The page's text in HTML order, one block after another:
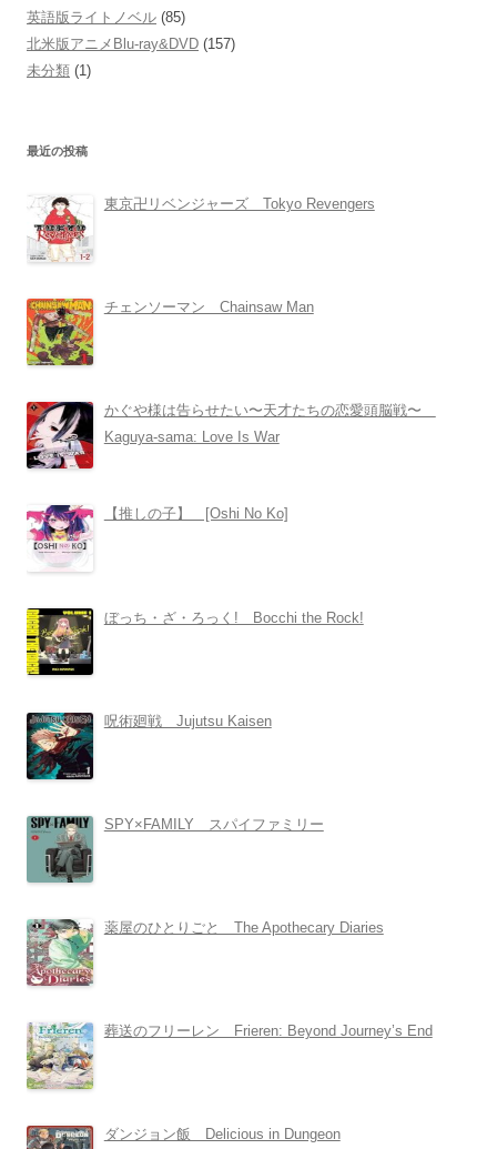
英語版ライトノベル (85)
北米版アニメBlu-ray&DVD (157)
未分類 (1)
最近の投稿
東京卍リベンジャーズ Tokyo Revengers
チェンソーマン Chainsaw Man
かぐや様は告らせたい〜天才たちの恋愛頭脳戦〜
Kaguya-sama: Love Is War
【推しの子】 [Oshi No Ko]
ぼっち・ざ・ろっく! Bocchi the Rock!
呪術廻戦 Jujutsu Kaisen
SPY×FAMILY スパイファミリー
薬屋のひとりごと The Apothecary Diaries
葬送のフリーレン Frieren: Beyond Journey’s End
ダンジョン飯 Delicious in Dungeon